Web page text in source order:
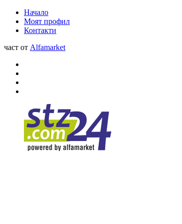
Начало
Моят профил
Контакти
част от Alfamarket